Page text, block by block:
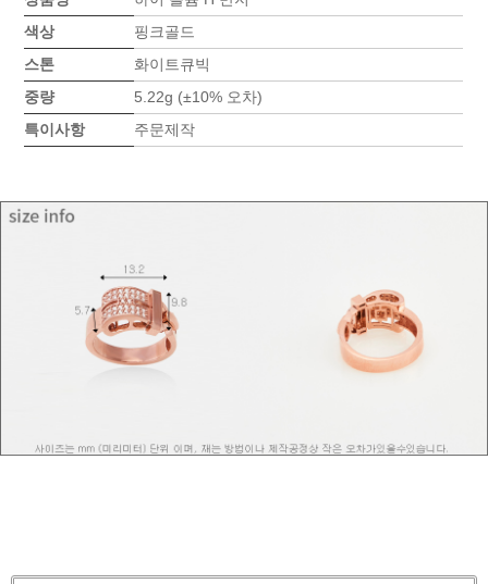
색상
핑크골드
스톤
화이트큐빅
중량
5.22g (±10% 오차)
특이사항
주문제작